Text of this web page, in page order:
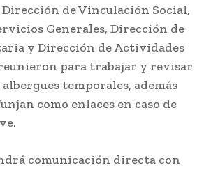
de Vinculación Social,
Generales, Dirección de
y Dirección de Actividades
para trabajar y revisar
temporales, además
como enlaces en caso de
comunicación directa con